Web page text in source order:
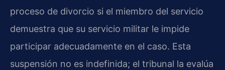
proceso de divorcio si el miembro del servicio
demuestra que su servicio militar le impide
participar adecuadamente en el caso. Esta
suspensión no es indefinida; el tribunal la evalúa